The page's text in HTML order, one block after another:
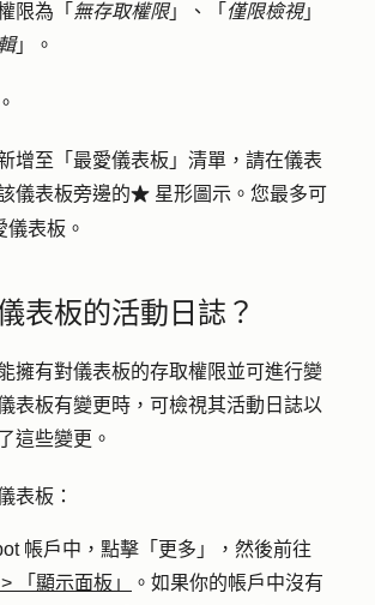
限為「 無存取權限」、「 僅限檢視」
」。
增至「最愛儀表板」清單，請在儀表
儀表板旁邊的favorite 星形圖示 。您最多可
儀表板。
表板的活動日誌？
擁有對儀表板的存取權限並可進行變
表板有變更時，可檢視其活動日誌以
這些變更。
表板：
帳戶中，點擊 「更多」
，然後前往
> 「顯示面板」
。如果你的帳戶中沒有